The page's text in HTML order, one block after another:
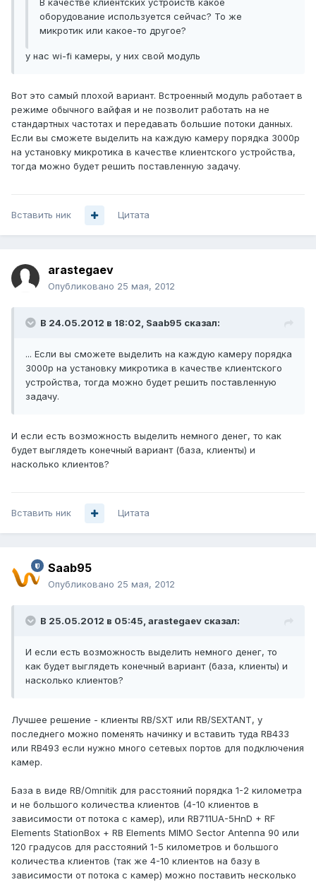
В качестве клиентских устройств какое
оборудование используется сейчас? То же
микротик или какое-то другое?
у нас wi-fi камеры, у них свой модуль
Вот это самый плохой вариант. Встроенный модуль работает в
режиме обычного вайфая и не позволит работать на не
стандартных частотах и передавать большие потоки данных.
Если вы сможете выделить на каждую камеру порядка 3000р
на установку микротика в качестве клиентского устройства,
тогда можно будет решить поставленную задачу.
Вставить ник Цитата
arastegaev
Опубликовано 25 мая, 2012
В 24.05.2012 в 18:02, Saab95 сказал:
... Если вы сможете выделить на каждую камеру порядка
3000р на установку микротика в качестве клиентского
устройства, тогда можно будет решить поставленную
задачу.
И если есть возможность выделить немного денег, то как
будет выглядеть конечный вариант (база, клиенты) и
насколько клиентов?
Вставить ник Цитата
Saab95
Опубликовано 25 мая, 2012
В 25.05.2012 в 05:45, arastegaev сказал:
И если есть возможность выделить немного денег, то
как будет выглядеть конечный вариант (база, клиенты) и
насколько клиентов?
Лучшее решение - клиенты RB/SXT или RB/SEXTANT, у
последнего можно поменять начинку и вставить туда RB433
или RB493 если нужно много сетевых портов для подключения
камер.
База в виде RB/Omnitik для расстояний порядка 1-2 километра
и не большого количества клиентов (4-10 клиентов в
зависимости от потока с камер), или RB711UA-5HnD + RF
Elements StationBox + RB Elements MIMO Sector Antenna 90 или
120 градусов для расстояний 1-5 километров и большого
количества клиентов (так же 4-10 клиентов на базу в
зависимости от потока с камер) можно поставить несколько